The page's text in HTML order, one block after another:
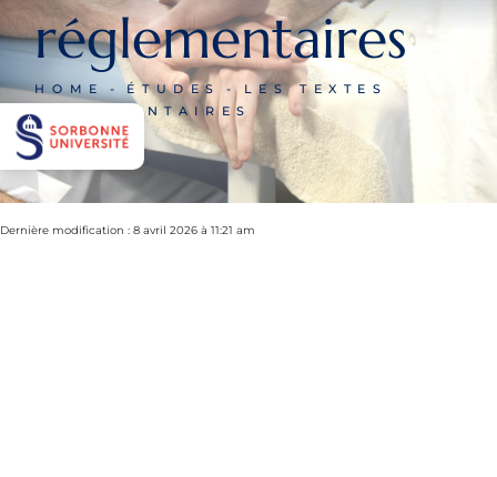
réglementaires
HOME ÉTUDES
LES TEXTES
RÉGLEMENTAIRES
Dernière modification : 8 avril 2026 à 11:21 am